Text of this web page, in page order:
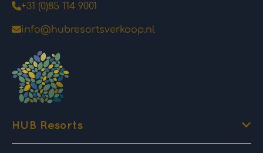
+31 (0)85 114 9001
info@hubresortsverkoop.nl
HUB Resorts